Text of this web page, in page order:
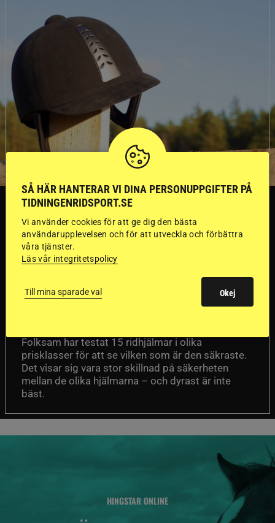
SVERIGE
Dyraste
ridhjälmarna blev
sämst i test
Folksam har testat 15 ridhjälmar i olika
prisklasser för att se vilken som är den säkraste.
Det visar sig vara stor skillnad på säkerheten
mellan de olika hjälmarna – och dyrast är inte
bäst.
HINGSTAR ONLINE
SÅ HÄR HANTERAR VI DINA PERSONUPPGIFTER PÅ
TIDNINGENRIDSPORT.SE
Vi använder cookies för att ge dig den bästa
användarupplevelsen och för att utveckla och förbättra
våra tjänster.
Läs vår integritetspolicy
Till mina sparade val Okej